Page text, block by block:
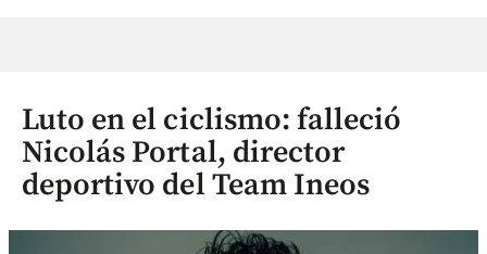
Luto en el ciclismo: falleció
Nicolás Portal, director
deportivo del Team Ineos